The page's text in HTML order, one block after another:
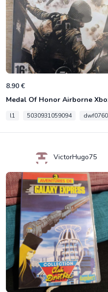
8.90 €
Medal Of Honor Airborne
l1 5030931059094
VictorHugo75